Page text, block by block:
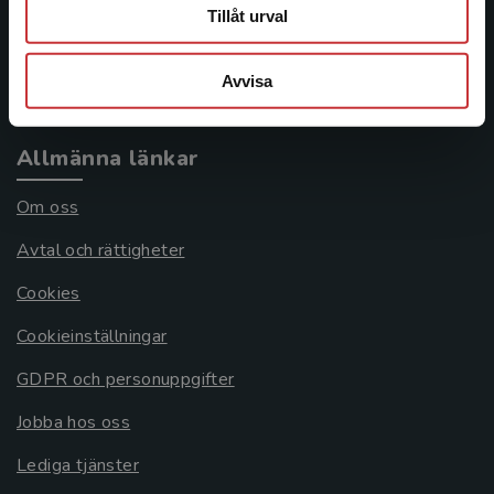
Tillåt urval
Avvisa
Köpvillkor
Allmänna länkar
Om oss
Avtal och rättigheter
Cookies
Cookieinställningar
GDPR och personuppgifter
Jobba hos oss
Lediga tjänster